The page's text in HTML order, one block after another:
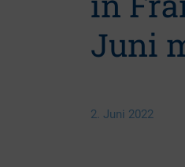
Juni
2. Juni 2022